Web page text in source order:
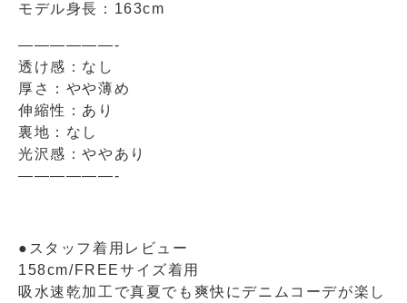
モデル身長：163cm
——————-
透け感：なし
厚さ：やや薄め
伸縮性：あり
裏地：なし
光沢感：ややあり
——————-
●スタッフ着用レビュー
158cm/FREEサイズ着用
吸水速乾加工で真夏でも爽快にデニムコーデが楽し